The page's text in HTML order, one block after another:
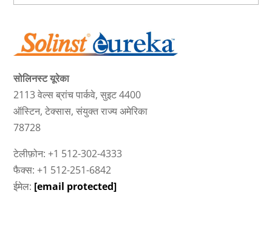
सोलिनस्ट यूरेका
2113 वेल्स ब्रांच पार्कवे, सुइट 4400
ऑस्टिन, टेक्सास, संयुक्त राज्य अमेरिका
78728
टेलीफ़ोन: +1 512-302-4333
फैक्स: +1 512-251-6842
ईमेल: [email protected]